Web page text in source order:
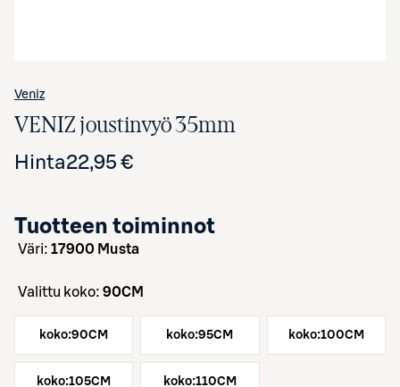
Veniz
VENIZ joustinvyö 35mm
Hinta22,95 €
Tuotteen toiminnot
väri: 17900 Musta
Valittu koko: 90CM
koko:90CM koko:95CM koko:100CM
koko:105CM koko:110CM